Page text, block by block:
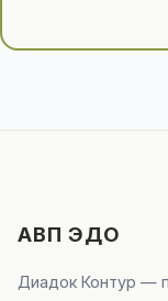
АВП ЭДО
Диадок Контур —